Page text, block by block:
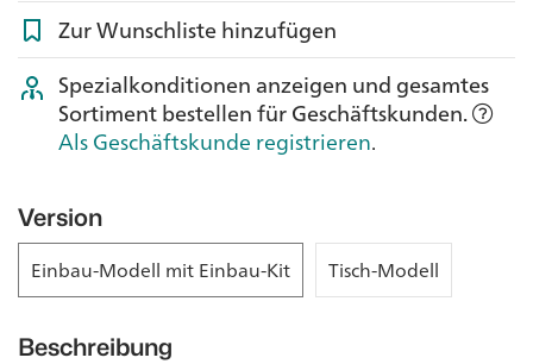
Zur Wunschliste hinzufügen
Spezialkonditionen anzeigen und gesamtes
Sortiment bestellen für Geschäftskunden.
Als Geschäftskunde registrieren.
Version
Einbau-Modell mit Einbau-Kit Tisch-Modell
Beschreibung